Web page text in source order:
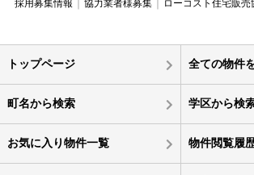
採用募集情報 協力業者様募集 ローコスト住宅販売
トップページ 全ての物件
町名から検索 学区から検
お気に入り物件一覧 物件閲覧履